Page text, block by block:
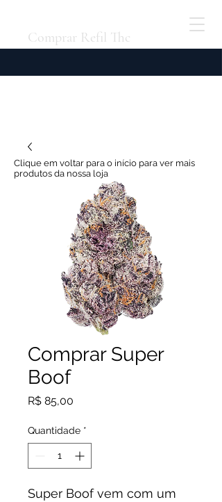
Comprar Refil Thc
Comprar Super
Boof
R$ 85,00
Quantidade *
Super Boof vem com um
Clique em voltar para o início para ver mais
produtos da nossa loja